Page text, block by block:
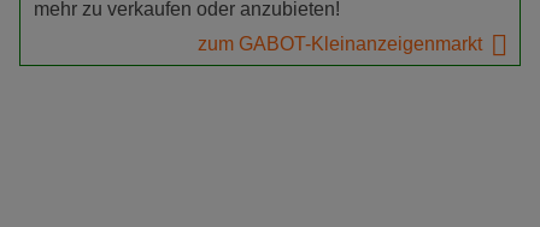
mehr zu verkaufen oder anzubieten!
zum GABOT-Kleinanzeigenmarkt